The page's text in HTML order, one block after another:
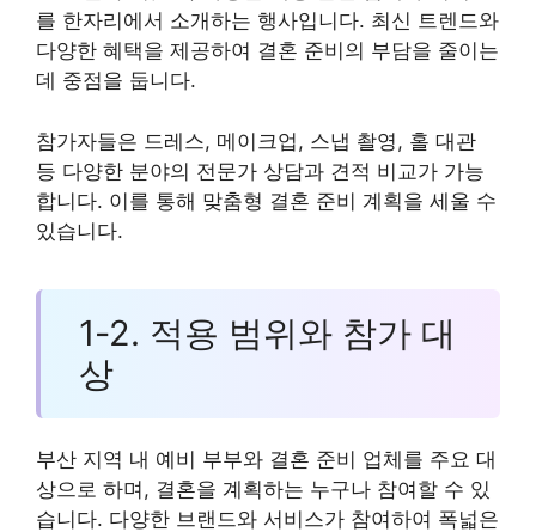
를 한자리에서 소개하는 행사입니다. 최신 트렌드와
다양한 혜택을 제공하여 결혼 준비의 부담을 줄이는
데 중점을 둡니다.
참가자들은 드레스, 메이크업, 스냅 촬영, 홀 대관
등 다양한 분야의 전문가 상담과 견적 비교가 가능
합니다. 이를 통해 맞춤형 결혼 준비 계획을 세울 수
있습니다.
1-2. 적용 범위와 참가 대
상
부산 지역 내 예비 부부와 결혼 준비 업체를 주요 대
상으로 하며, 결혼을 계획하는 누구나 참여할 수 있
습니다. 다양한 브랜드와 서비스가 참여하여 폭넓은